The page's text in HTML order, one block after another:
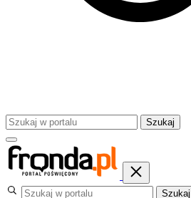
Szukaj
Szukaj